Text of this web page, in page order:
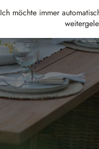
Ich möchte immer